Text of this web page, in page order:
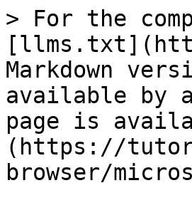
> For the
Markdown
available by
page is
(https://
browser/